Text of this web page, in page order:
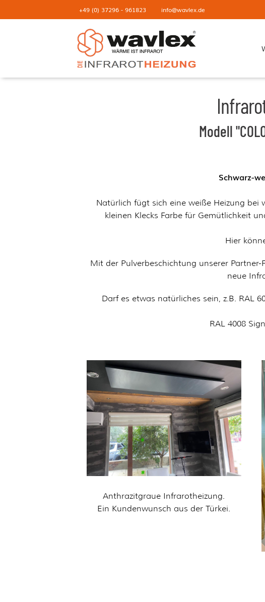
+49 (0) 37296 - 961823 info@wavlex.de
Modell
Schwarz-
Natürlich fügt sich eine weiße Heizung bei
kleinen Klecks Farbe für Gemütlichkeit
Hier
Mit der Pulverbeschichtung unserer
neue
Darf es etwas natürliches sein, z.B. RAL
RAL 4008
Anthrazitgraue Infrarotheizung.
Ein Kundenwunsch aus der Türkei.